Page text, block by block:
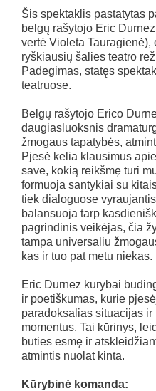
Šis spektaklis pastatytas
belgų rašytojo Eric
vertė Violeta Tauragienė),
ryškiausių šalies teatro
Padegimas, statęs
teatruose.
Belgų rašytojo Erico
daugiasluoksnis
žmogaus tapatybės,
Pjesė kelia klausimus
save, kokią reikšmę turi
formuoja santykiai su
tiek dialoguose
balansuoja tarp
pagrindinis veikėjas, čia
tampa universaliu
kas ir tuo pat metu niekas.
Eric Durnez kūrybai
ir poetiškumas, kurie
paradoksalias situacijas
momentus. Tai kūrinys,
būties esmę ir
atmintis nuolat kinta.
Kūrybinė komanda: